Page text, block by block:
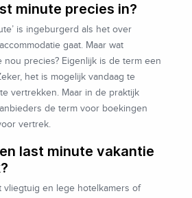
minute precies in?
is ingeburgerd als het over
gaat. Maar wat
nou precies? Eigenlijk is de term een
het is mogelijk vandaag te
vertrekken. Maar in de praktijk
de term voor boekingen
vertrek.
last minute vakantie
vliegtuig en lege hotelkamers of